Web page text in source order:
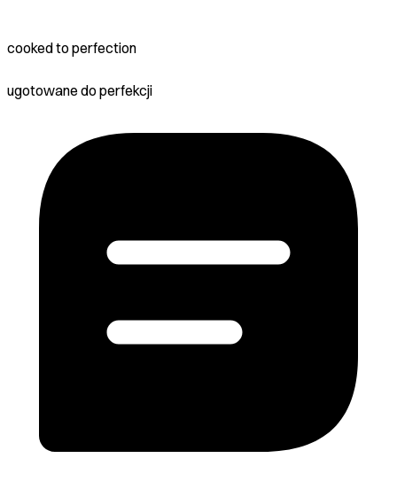
cooked to perfection
ugotowane do perfekcji